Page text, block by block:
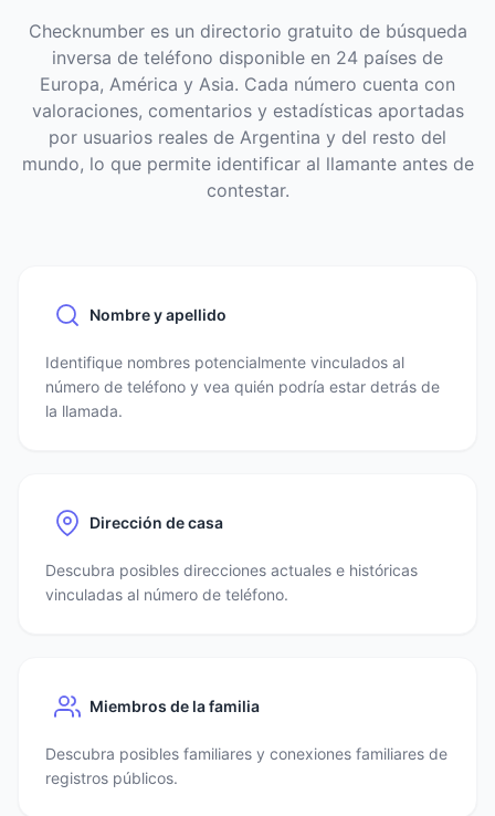
Checknumber es un directorio gratuito de búsqueda
inversa de teléfono disponible en 24 países de
Europa, América y Asia. Cada número cuenta con
valoraciones, comentarios y estadísticas aportadas
por usuarios reales de Argentina y del resto del
mundo, lo que permite identificar al llamante antes de
contestar.
Nombre y apellido
Identifique nombres potencialmente vinculados al
número de teléfono y vea quién podría estar detrás de
la llamada.
Dirección de casa
Descubra posibles direcciones actuales e históricas
vinculadas al número de teléfono.
Miembros de la familia
Descubra posibles familiares y conexiones familiares de
registros públicos.